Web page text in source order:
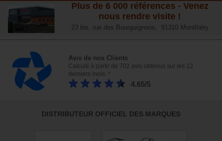
Plus de 6 000 références - Venez
nous rendre visite !
23 bis, rue des Bourguignons, 91310 Montlhéry
Avis de nos Clients
Calculé à partir de 702 avis obtenus sur les 12
derniers mois. *
4.65/5
DISTRIBUTEUR OFFICIEL DES MARQUES